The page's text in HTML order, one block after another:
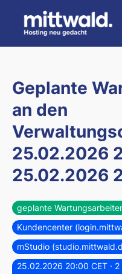
Geplante
an den
25.02.2026
25.02.2026
geplante
Kundencenter
mStudio
25.02.2026 20:00 CET ·